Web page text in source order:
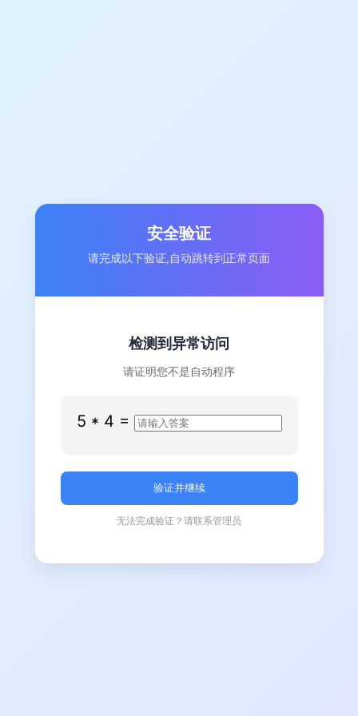
安全验证
请完成以下验证,自动跳转到正常页面
检测到异常访问
请证明您不是自动程序
5 * 4 =
无法完成验证？请联系管理员